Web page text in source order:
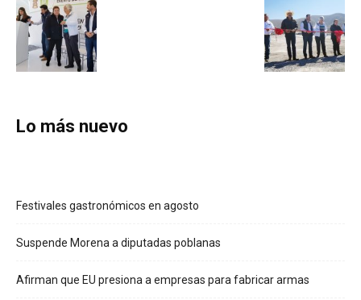
Lo más nuevo
Festivales gastronómicos en agosto
Suspende Morena a diputadas poblanas
Afirman que EU presiona a empresas para fabricar armas